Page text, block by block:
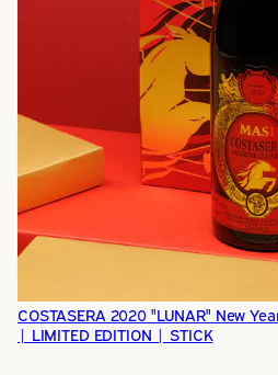
COSTASERA 2020 "LUNAR" New
| LIMITED EDITION | STICK